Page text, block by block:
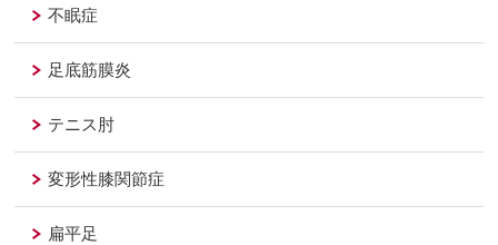
不眠症
足底筋膜炎
テニス肘
変形性膝関節症
扁平足